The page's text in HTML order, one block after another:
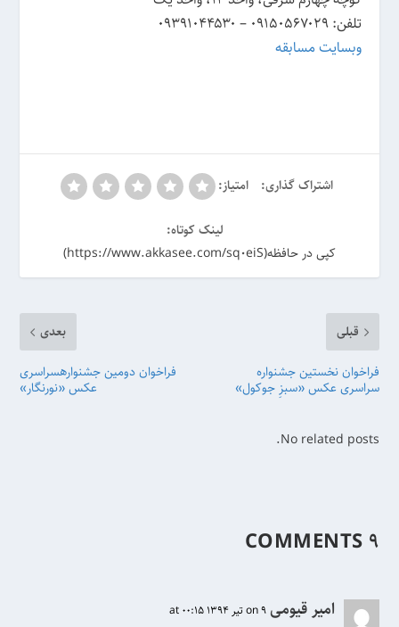
تلفن: ۰۹۱۵۰۵۶۷۰۲۹ – ۰۹۳۹۱۰۴۴۵۳۰
وبسایت مسابقه
اشتراک گذاری: امتیاز:
لینک کوتاه:
کپی در حافظه(https://www.akkasee.com/sq0eiS)
قبلی
فراخوان نخستین جشنواره
سراسری عکس «سبزِ جوکول»
بعدی
فراخوان دومین جشنوارهسراسری
عکس «نورنگار»
No related posts.
۹ COMMENTS
امیر قیومی on 9 تیر 1394 at 00:15